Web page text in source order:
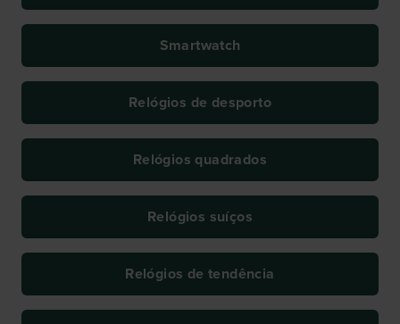
Smartwatch
Relógios de desporto
Relógios quadrados
Relógios suíços
Relógios de tendência